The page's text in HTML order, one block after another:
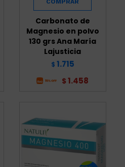
Carbonato de
Magnesio en polvo
130 grs Ana María
Lajusticia
$ 1.715
$ 1.458